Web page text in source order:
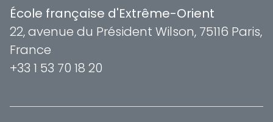
École française d'Extrême-Orient
22, avenue du Président Wilson, 75116 Paris,
France
+33 1 53 70 18 20